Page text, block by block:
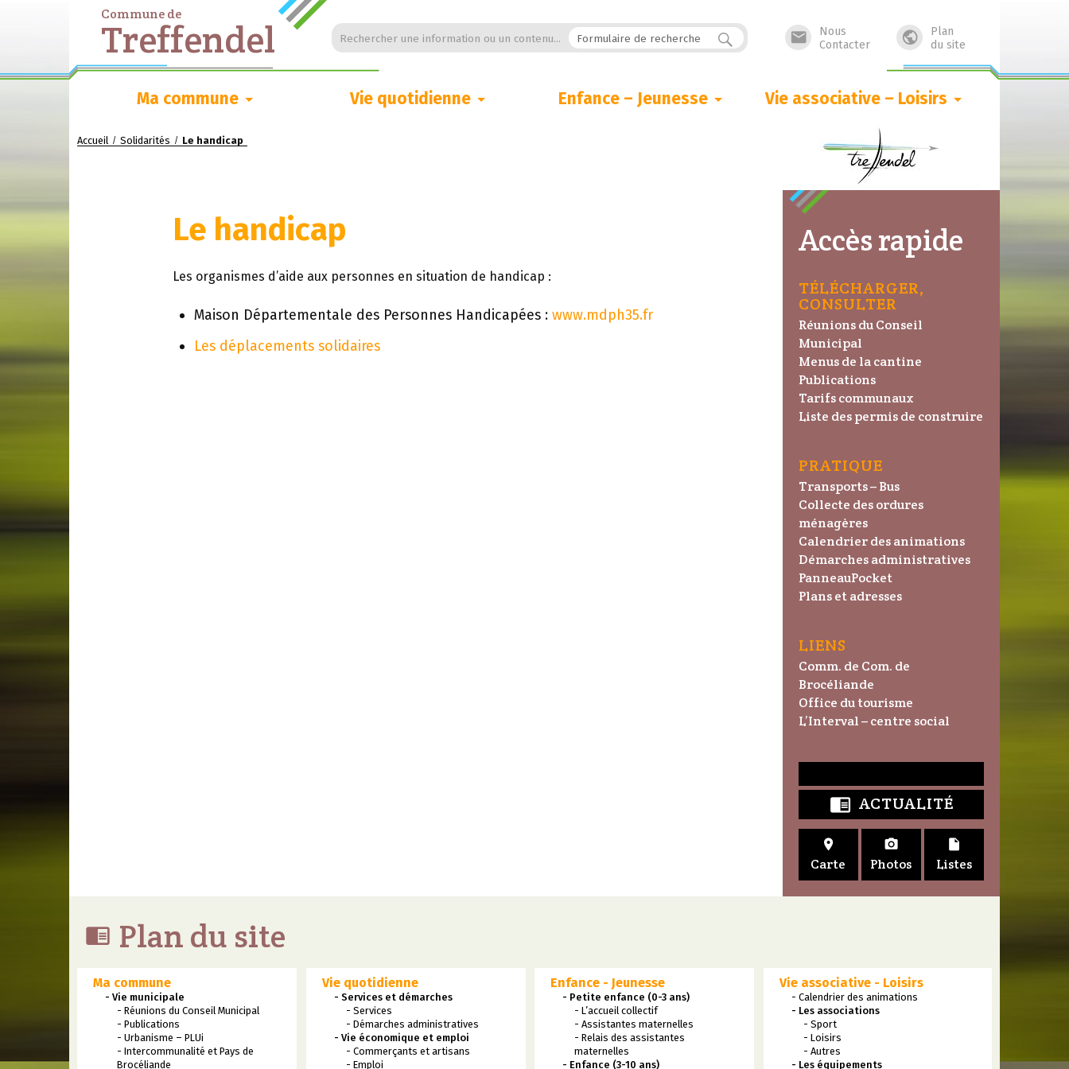
Commune de
Treffendel Rechercher une information ou un contenu... 
Plan
du site

Nous
Contacter
Ma commune Vie quotidienne Enfance – Jeunesse Vie associative – Loisirs
Accueil / Solidarités / Le handicap
Le handicap
Les organismes d’aide aux personnes en situation de handicap :
Maison Départementale des Personnes Handicapées : www.mdph35.fr
Les déplacements solidaires
Accès rapide
TÉLÉCHARGER,
CONSULTER
Réunions du Conseil
Municipal
Menus de la cantine
Publications
Tarifs communaux
Liste des permis de construire
PRATIQUE
Transports – Bus
Collecte des ordures
ménagères
Calendrier des animations
Démarches administratives
PanneauPocket
Plans et adresses
LIENS
Comm. de Com. de
Brocéliande
Office du tourisme
L’Interval – centre social
 ACTUALITÉ

Carte

Photos

Listes
 Plan du site
Ma commune
- Vie municipale
- Réunions du Conseil Municipal
- Publications
- Urbanisme – PLUi
- Intercommunalité et Pays de
Brocéliande
Vie quotidienne
- Services et démarches
- Services
- Démarches administratives
- Vie économique et emploi
- Commerçants et artisans
- Emploi
Enfance - Jeunesse
- Petite enfance (0-3 ans)
- L’accueil collectif
- Assistantes maternelles
- Relais des assistantes
maternelles
- Enfance (3-10 ans)
Vie associative - Loisirs
- Calendrier des animations
- Les associations
- Sport
- Loisirs
- Autres
- Les équipements